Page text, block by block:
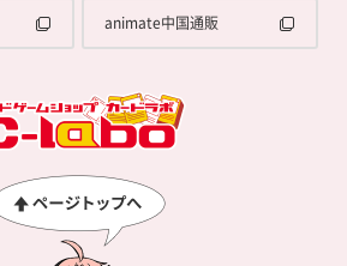
animate中国通販